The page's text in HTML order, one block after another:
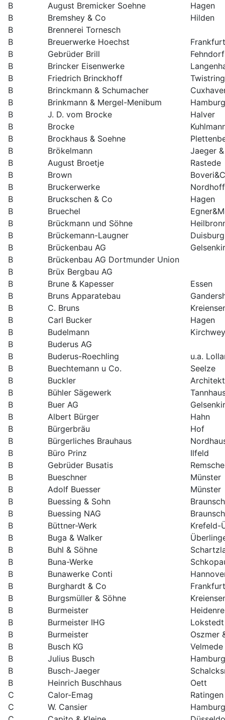
B
August Bremicker Soehne
Hagen
B
Bremshey & Co
Hilden
B
Brennerei Tornesch
B
Breuerwerke Hoechst
B
Gebrüder Brill
Fehndorf
B
Brincker Eisenwerke
B
Friedrich Brinckhoff
B
Brinckmann & Schumacher
B
Brinkmann & Mergel-Menibum
Hamburg
B
J. D. vom Brocke
Halver
B
Brocke
B
Brockhaus & Soehne
B
Brökelmann
Jaeger
B
August Broetje
Rastede
B
Brown
B
Bruckerwerke
Nordhoff
B
Bruckschen & Co
Hagen
B
Bruechel
B
Brückmann und Söhne
B
Brückemann-Laugner
Duisburg
B
Brückenbau AG
B
Brückenbau AG Dortmunder Union
B
Brüx Bergbau AG
B
Brune & Kapesser
Essen
B
Bruns Apparatebau
B
C. Bruns
B
Carl Bucker
Hagen
B
Budelmann
B
Buderus AG
B
Buderus-Roechling
u.a.
B
Buechtemann u Co.
Seelze
B
Buckler
Architekt
B
Bühler Sägewerk
B
Buer AG
B
Albert Bürger
Hahn
B
Bürgerbräu
Hof
B
Bürgerliches Brauhaus
B
Büro Prinz
Ilfeld
B
Gebrüder Busatis
B
Bueschner
Münster
B
Adolf Buesser
Münster
B
Buessing & Sohn
B
Buessing NAG
B
Büttner-Werk
Krefeld-
B
Buga & Walker
B
Buhl & Söhne
B
Buna-Werke
B
Bunawerke Conti
B
Burghardt & Co
B
Burgsmüller & Söhne
B
Burmeister
B
Burmeister IHG
Lokstedt
B
Burmeister
Oszmer
B
Busch KG
Velmede
B
Julius Busch
Hamburg
B
Busch-Jaeger
B
Heinrich Buschhaus
Oett
C
Calor-Emag
Ratingen
C
W. Cansier
Hamburg